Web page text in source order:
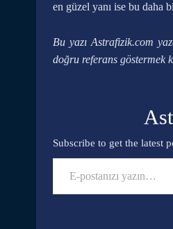
en güzel yanı ise bu daha
Bu yazı Astrafizik.com
doğru referans göstermek
Subscribe to get the latest
E-postanızı yazın…